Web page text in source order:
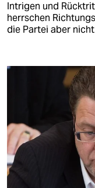
Intrigen und
herrschen
die Partei aber